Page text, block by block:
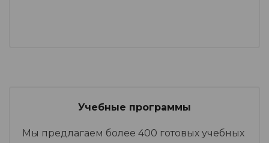
Учебные программы
Мы предлагаем более 400 готовых учебных